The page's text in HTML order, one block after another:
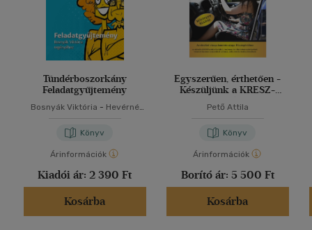
Tündérboszorkány
Feladatgyűjtemény
Bosnyák Viktória - Hevérné
Könyv
Árinformációk
Kiadói ár: 2 390 Ft
Kosárba
Egyszerűen, érthetően -
Készüljünk a KRESZ-
vizsgára!
Pető Attila
Könyv
Árinformációk
Borító ár: 5 500 Ft
Kosárba